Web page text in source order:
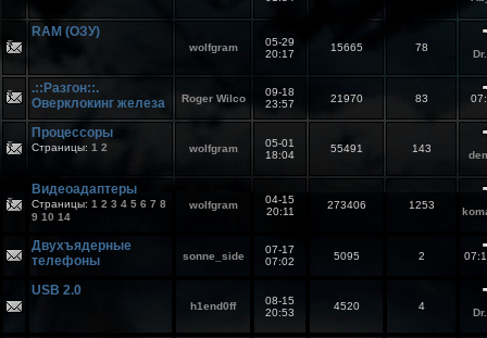
RAM (ОЗУ)
wolfgram
05-29
20:17
15665 78
.::Разгон::.
Оверклокинг железа
Roger Wilco
09-18
23:57
21970 83
Процессоры
Страницы: 1 2 wolfgram
05-01
18:04
55491 143
Видеоадаптеры
Страницы: 1 2 3 4 5 6 7 8
9 10 14
wolfgram
04-15
20:11
273406 1253
Двухъядерные
телефоны
sonne_side
07-17
07:02
5095 2
USB 2.0
h1end0ff
08-15
20:53
4520 4